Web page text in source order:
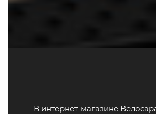
В интернет-магазине